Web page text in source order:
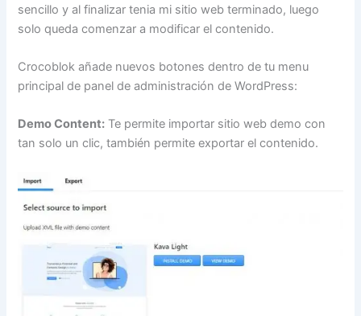
sencillo y al finalizar tenia mi sitio web terminado, luego
solo queda comenzar a modificar el contenido.
Crocoblok añade nuevos botones dentro de tu menu
principal de panel de administración de WordPress:
Demo Content: Te permite importar sitio web demo con
tan solo un clic, también permite exportar el contenido.